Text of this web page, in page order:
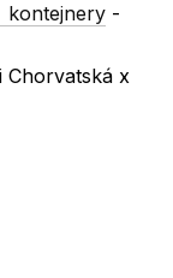
kontejnery -
Chorvatská x